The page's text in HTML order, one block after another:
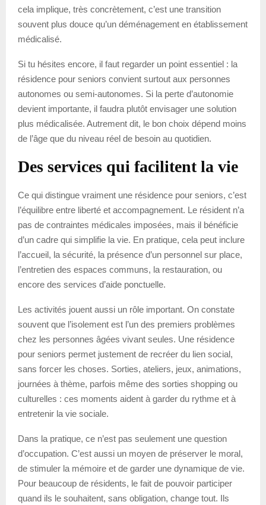
cela implique, très concrètement, c’est une transition
souvent plus douce qu’un déménagement en établissement
médicalisé.
Si tu hésites encore, il faut regarder un point essentiel : la
résidence pour seniors convient surtout aux personnes
autonomes ou semi-autonomes. Si la perte d’autonomie
devient importante, il faudra plutôt envisager une solution
plus médicalisée. Autrement dit, le bon choix dépend moins
de l’âge que du niveau réel de besoin au quotidien.
Des services qui facilitent la vie
Ce qui distingue vraiment une résidence pour seniors, c’est
l’équilibre entre liberté et accompagnement. Le résident n’a
pas de contraintes médicales imposées, mais il bénéficie
d’un cadre qui simplifie la vie. En pratique, cela peut inclure
l’accueil, la sécurité, la présence d’un personnel sur place,
l’entretien des espaces communs, la restauration, ou
encore des services d’aide ponctuelle.
Les activités jouent aussi un rôle important. On constate
souvent que l’isolement est l’un des premiers problèmes
chez les personnes âgées vivant seules. Une résidence
pour seniors permet justement de recréer du lien social,
sans forcer les choses. Sorties, ateliers, jeux, animations,
journées à thème, parfois même des sorties shopping ou
culturelles : ces moments aident à garder du rythme et à
entretenir la vie sociale.
Dans la pratique, ce n’est pas seulement une question
d’occupation. C’est aussi un moyen de préserver le moral,
de stimuler la mémoire et de garder une dynamique de vie.
Pour beaucoup de résidents, le fait de pouvoir participer
quand ils le souhaitent, sans obligation, change tout. Ils